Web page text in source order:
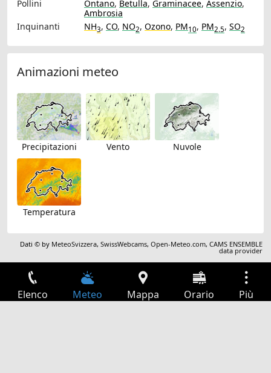
Pollini
Ontano, Betulla, Graminacee, Assenzio,
Ambrosia
Inquinanti
NH3, CO, NO2, Ozono, PM10, PM2.5, SO2
Animazioni meteo
Precipitazioni Vento Nuvole
Temperatura
Dati © by MeteoSvizzera,SwissWebcams,Open-Meteo.com,CAMS ENSEMBLE
data provider
Elenco Meteo Mappa Orario Più